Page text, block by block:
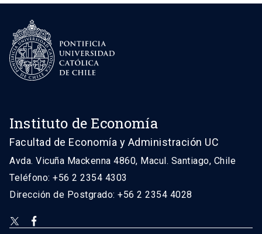
Instituto de Economía
Facultad de Economía y Administración UC
Avda. Vicuña Mackenna 4860, Macul. Santiago, Chile
Teléfono: +56 2 2354 4303
Dirección de Postgrado: +56 2 2354 4028